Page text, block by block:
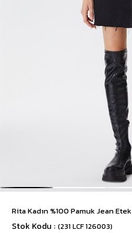
Rita Kadın %100 Pamuk Jean Etek
Stok Kodu (231 LCF 126003)